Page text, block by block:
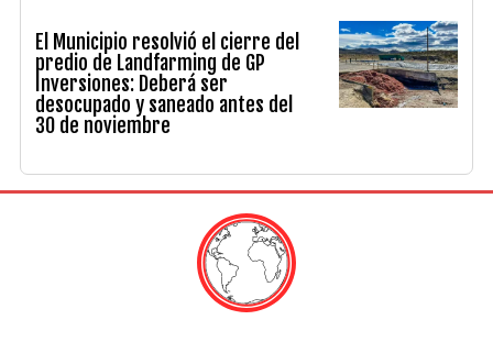
El Municipio resolvió el cierre del
predio de Landfarming de GP
Inversiones: Deberá ser
desocupado y saneado antes del
30 de noviembre